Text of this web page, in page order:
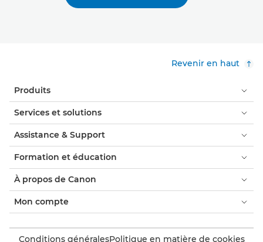
Revenir en haut
Produits
Services et solutions
Assistance & Support
Formation et éducation
À propos de Canon
Mon compte
Conditions généralesPolitique en matière de cookies